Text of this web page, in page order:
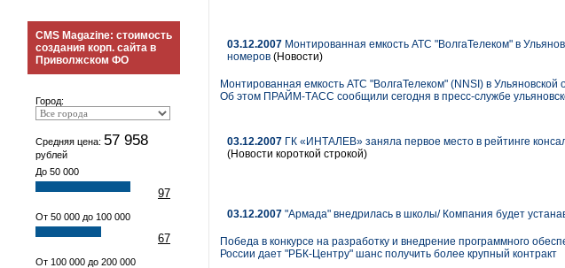
CMS Magazine: стоимость
создания корп. сайта в
Приволжском ФО
Город:
Средняя цена: 57 958
рублей
До 50 000
97
От 50 000 до 100 000
67
От 100 000 до 200 000
03.12.2007 Монтированная емкость АТС "ВолгаТелеком" в
номеров (Новости)
Монтированная емкость АТС "ВолгаТелеком" (NNSI) в
Об этом ПРАЙМ-ТАСС сообщили сегодня в пресс-службе
03.12.2007 ГК «ИНТАЛЕВ» заняла первое место в рейтинге
(Новости короткой строкой)
03.12.2007 "Армада" внедрилась в школы/ Компания будет
Победа в конкурсе на разработку и внедрение программного
России дает "РБК-Центру" шанс получить более крупный контракт